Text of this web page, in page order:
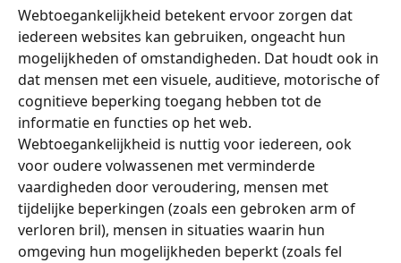
Webtoegankelijkheid betekent ervoor zorgen dat
iedereen websites kan gebruiken, ongeacht hun
mogelijkheden of omstandigheden. Dat houdt ook in
dat mensen met een visuele, auditieve, motorische of
cognitieve beperking toegang hebben tot de
informatie en functies op het web.
Webtoegankelijkheid is nuttig voor iedereen, ook
voor oudere volwassenen met verminderde
vaardigheden door veroudering, mensen met
tijdelijke beperkingen (zoals een gebroken arm of
verloren bril), mensen in situaties waarin hun
omgeving hun mogelijkheden beperkt (zoals fel